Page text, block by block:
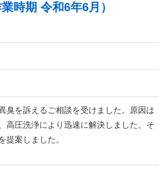
時期 令和6年6月）
臭を訴えるご相談を受けました。原因は
高圧洗浄により迅速に解決しました。そ
提案しました。